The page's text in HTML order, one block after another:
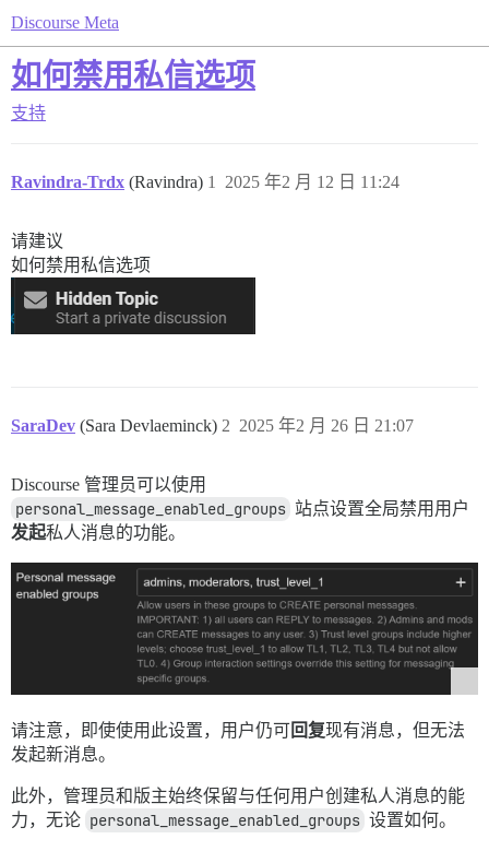
Discourse Meta
如何禁用私信选项
支持
Ravindra-Trdx (Ravindra) 2025 年2 月 12 日 11:24
1
请建议
如何禁用私信选项
SaraDev (Sara Devlaeminck) 2025 年2 月 26 日 21:07
2
Discourse 管理员可以使用
personal_message_enabled_groups 站点设置全局禁用用户
发起私人消息的功能。
请注意，即使使用此设置，用户仍可回复现有消息，但无法
发起新消息。
此外，管理员和版主始终保留与任何用户创建私人消息的能
力，无论 personal_message_enabled_groups 设置如何。